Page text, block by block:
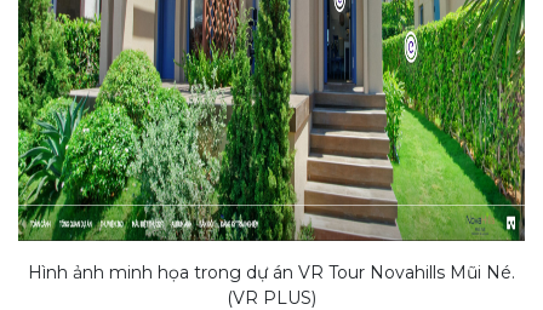
Hình ảnh minh họa trong dự án VR Tour Novahills Mũi Né.
(VR PLUS)